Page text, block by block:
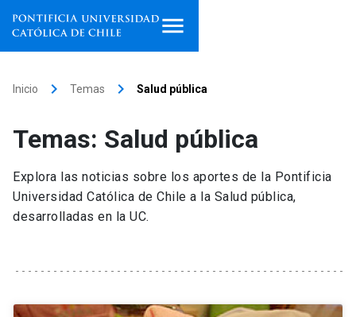
Facultades, escuelas e
institutos
Investigación
Inicio keyboard_arrow_right Temas keyboard_arrow_right Salud pública
Temas: Salud pública
Explora las noticias sobre los aportes de la Pontificia
Universidad Católica de Chile a la Salud pública,
desarrolladas en la UC.